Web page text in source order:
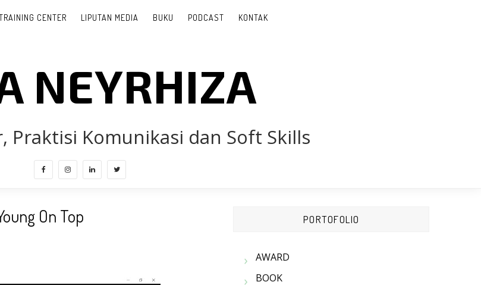
CENTER LIPUTAN MEDIA BUKU PODCAST KONTAK
NEYRHIZA
Praktisi Komunikasi dan Soft Skills
On Top PORTOFOLIO
AWARD
BOOK